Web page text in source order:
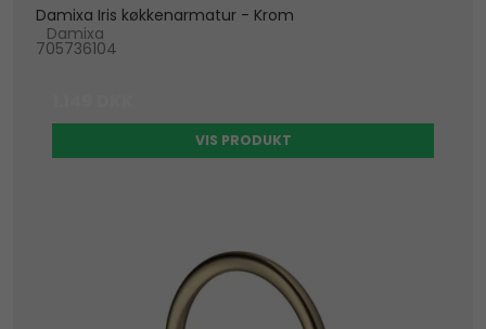
Damixa Iris køkkenarmatur - Krom
Damixa
705736104
VIS PRODUKT